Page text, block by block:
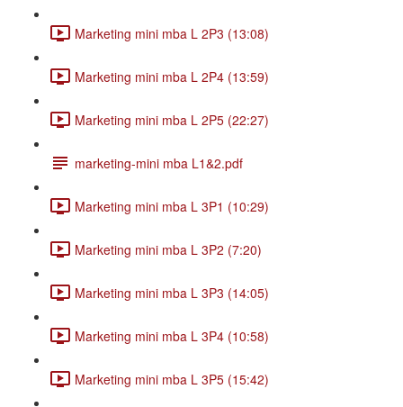
Marketing mini mba L 2P3 (13:08)
Marketing mini mba L 2P4 (13:59)
Marketing mini mba L 2P5 (22:27)
marketing-mini mba L1&2.pdf
Marketing mini mba L 3P1 (10:29)
Marketing mini mba L 3P2 (7:20)
Marketing mini mba L 3P3 (14:05)
Marketing mini mba L 3P4 (10:58)
Marketing mini mba L 3P5 (15:42)